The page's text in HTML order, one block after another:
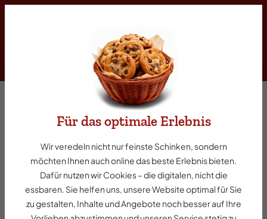
Grillnacken vom Duroc Schwein
Gyros ArtFür das optimale Erlebnis
Wir veredeln nicht nur feinste Schinken, sondern
möchten Ihnen auch online das beste Erlebnis bieten.
Dafür nutzen wir Cookies – die digitalen, nicht die
essbaren. Sie helfen uns, unsere Website optimal für Sie
zu gestalten, Inhalte und Angebote noch besser auf Ihre